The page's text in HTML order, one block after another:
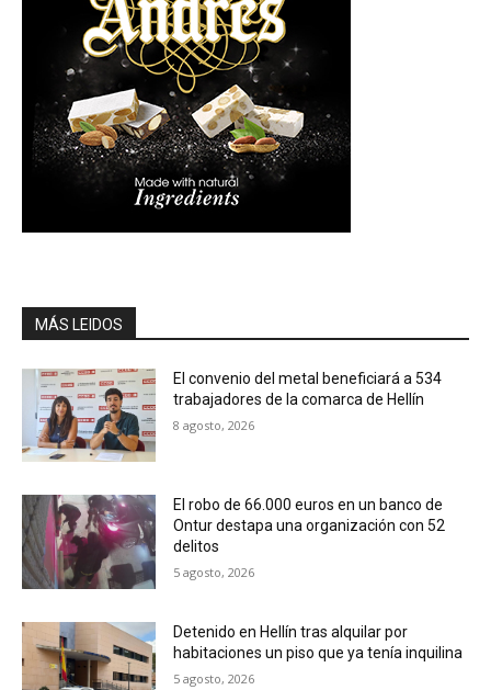
MÁS LEIDOS
El convenio del metal beneficiará a 534
trabajadores de la comarca de Hellín
8 agosto, 2026
El robo de 66.000 euros en un banco de
Ontur destapa una organización con 52
delitos
5 agosto, 2026
Detenido en Hellín tras alquilar por
habitaciones un piso que ya tenía inquilina
5 agosto, 2026